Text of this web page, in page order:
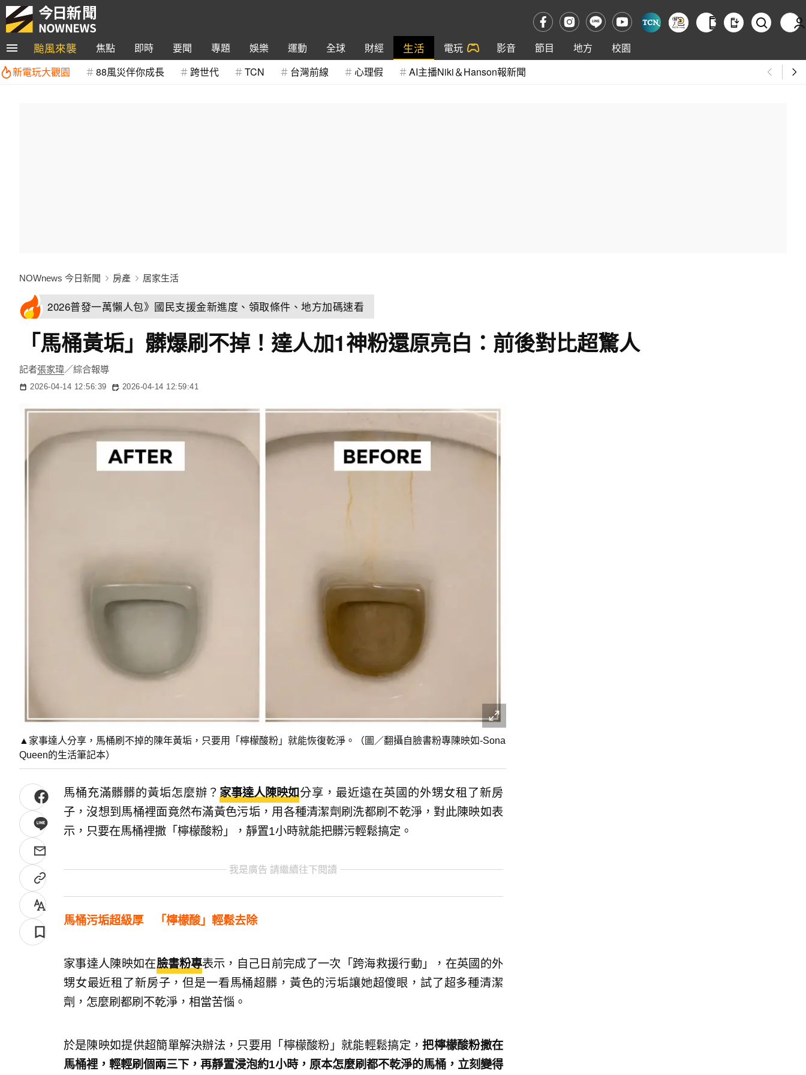
颱風來襲 焦點 即時 要聞 專題 娛樂 運動 全球 財經 生活 電玩 影音 節目 地方
校園
新電玩大觀園
88風災伴你成長 跨世代 TCN 台灣前線 心理假 AI主播Niki＆Hanson報新聞
NOWnews 今日新聞 房產 居家生活
2026普發一萬懶人包》國民支援金新進度、領取條件、地方加碼速看
「馬桶黃垢」髒爆刷不掉！達人加1神粉還原亮白：前後對比超驚人
記者張家瑋／綜合報導
2026-04-14 12:56:39 2026-04-14 12:59:41
▲家事達人分享，馬桶刷不掉的陳年黃垢，只要用「檸檬酸粉」就能恢復乾淨。（圖／翻攝自臉書粉專陳映如-Sona
Queen的生活筆記本）
馬桶充滿髒髒的黃垢怎麼辦？ 家事達人陳映如 分享，最近遠在英國的外甥女租了新房
子，沒想到馬桶裡面竟然布滿黃色污垢，用各種清潔劑刷洗都刷不乾淨，對此陳映如表
示，只要在馬桶裡撒「檸檬酸粉」，靜置1小時就能把髒污輕鬆搞定。
我是廣告 請繼續往下閱讀
馬桶污垢超級厚 「檸檬酸」輕鬆去除
家事達人陳映如在臉書粉專表示，自己日前完成了一次「跨海救援行動」，在英國的外
甥女最近租了新房子，但是一看馬桶超髒，黃色的污垢讓她超傻眼，試了超多種清潔
劑，怎麼刷都刷不乾淨，相當苦惱。
於是陳映如提供超簡單解決辦法，只要用「檸檬酸粉」就能輕鬆搞定，把檸檬酸粉撒在
馬桶裡，輕輕刷個兩三下，再靜置浸泡約1小時，原本怎麼刷都不乾淨的馬桶，立刻變得